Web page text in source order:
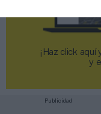
¡Haz click
y
Publicidad